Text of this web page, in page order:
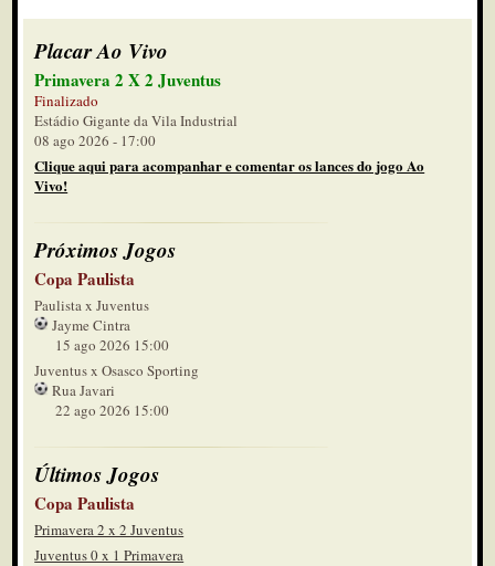
Placar Ao Vivo
Primavera 2 X 2 Juventus
Finalizado
Estádio Gigante da Vila Industrial
08 ago 2026 - 17:00
Clique aqui para acompanhar e comentar os lances do jogo Ao
Vivo!
Próximos Jogos
Copa Paulista
Paulista x Juventus
Jayme Cintra
15 ago 2026 15:00
Juventus x Osasco Sporting
Rua Javari
22 ago 2026 15:00
Últimos Jogos
Copa Paulista
Primavera 2 x 2 Juventus
Juventus 0 x 1 Primavera